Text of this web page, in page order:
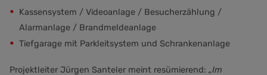
Kassensystem / Videoanlage / Besucherzählung /
Alarmanlage / Brandmeldeanlage
Tiefgarage mit Parkleitsystem und Schrankenanlage
Projektleiter Jürgen Santeler meint resümierend: „Im